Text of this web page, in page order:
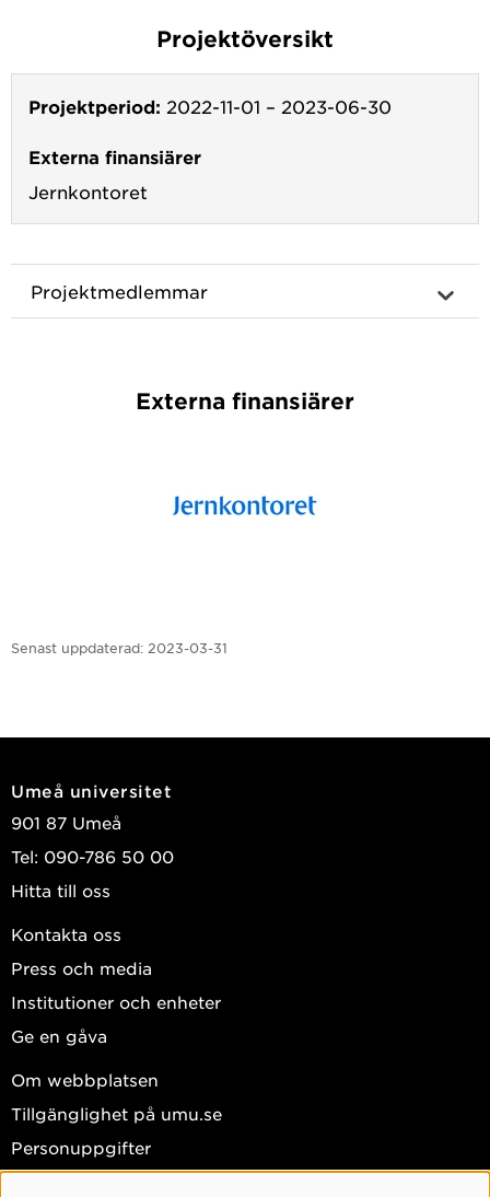
Projektöversikt
Projektperiod: 2022-11-01 – 2023-06-30
Externa finansiärer
Jernkontoret
Projektmedlemmar
Externa finansiärer
Senast uppdaterad: 2023-03-31
Umeå universitet
901 87 Umeå
Tel: 090-786 50 00
Hitta till oss
Kontakta oss
Press och media
Institutioner och enheter
Ge en gåva
Om webbplatsen
Tillgänglighet på umu.se
Personuppgifter